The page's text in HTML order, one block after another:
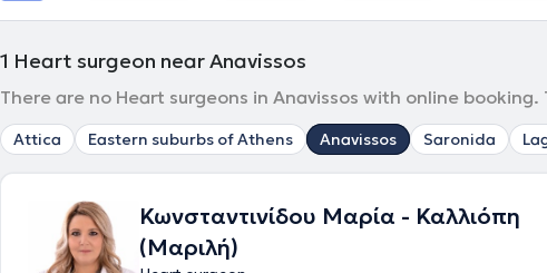
1 Heart surgeon near Anavissos
There are no Heart surgeons in Anavissos with online
Attica Eastern suburbs of Athens Anavissos Saronida
Κωνσταντινίδου Μαρία - Καλλιόπη
(Μαριλή)